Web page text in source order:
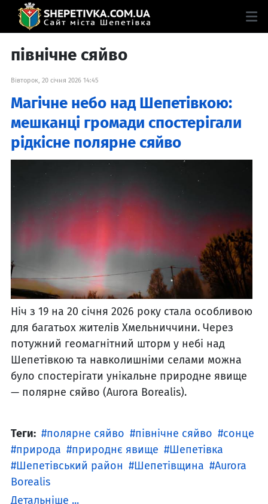
північне сяйво
Вівторок, 20 січня 2026 14:45
Магічне небо над Шепетівкою:
мешканці громади спостерігали
рідкісне полярне сяйво
Ніч з 19 на 20 січня 2026 року стала особливою
для багатьох жителів Хмельниччини. Через
потужний геомагнітний шторм у небі над
Шепетівкою та навколишніми селами можна
було спостерігати унікальне природне явище
— полярне сяйво (Aurora Borealis).
Теги: полярне сяйво північне сяйво
сонце
природа
природнє явище
Шепетівка
Шепетівський район
Шепетівщина
Aurora
Borealis
Детальніше ...